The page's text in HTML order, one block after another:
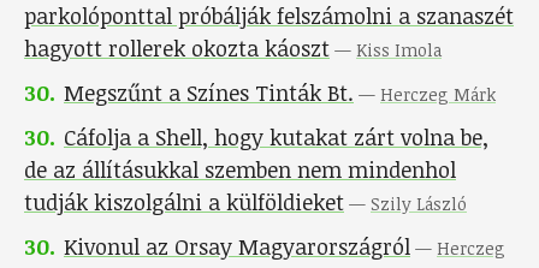
parkolóponttal próbálják felszámolni a szanaszét
hagyott rollerek okozta káoszt — Kiss Imola
30. Megszűnt a Színes Tinták Bt. — Herczeg Márk
30. Cáfolja a Shell, hogy kutakat zárt volna be,
de az állításukkal szemben nem mindenhol
tudják kiszolgálni a külföldieket — Szily László
30. Kivonul az Orsay Magyarországról — Herczeg